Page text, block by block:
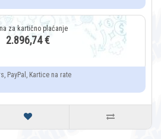
2.896,74 €
PayPal, Kartice na rate